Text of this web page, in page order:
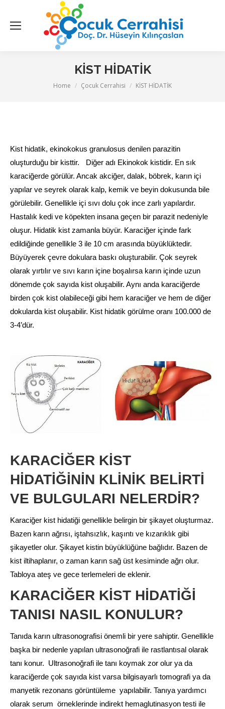
KİST HİDATİK
Home Çocuk Cerrahisi KİST HİDATİK
Kist hidatik, ekinokokus granulosus denilen parazitin
oluşturduğu bir kisttir. Diğer adı Ekinokok kistidir. En sık
karaciğerde görülür. Ancak akciğer, dalak, böbrek, karın içi
yapılar ve seyrek olarak kalp, kemik ve beyin dokusunda bile
görülebilir. Genellikle içi sıvı dolu çok ince zarlı yapılardır.
Hastalık kedi ve köpekten insana geçen bir parazit nedeniyle
oluşur. Hidatik kist zamanla büyür. Karaciğer içinde fark
edildiğinde genellikle 3 ile 10 cm arasında büyüklüktedir.
Büyüyerek çevre dokulara baskı oluşturabilir. Çok seyrek
olarak yırtılır ve sıvı karın içine boşalırsa karın içinde uzun
dönemde çok sayıda kist oluşabilir. Aynı anda karaciğerde
birden çok kist olabileceği gibi hem karaciğer ve hem de diğer
dokularda kist oluşabilir. Kist hidatik görülme oranı 100.000 de
3-4’dür.
KARACİĞER KİST
HİDATİĞİNİN KLİNİK BELİRTİ
VE BULGULARI NELERDİR?
Karaciğer kist hidatiği genellikle belirgin bir şikayet oluşturmaz.
Bazen karın ağrısı, iştahsızlık, kaşıntı ve kızarıklık gibi
şikayetler olur. Şikayet kistin büyüklüğüne bağlıdır. Bazen de
kist iltihaplanır, o zaman karın sağ üst kesiminde ağrı olur.
Tabloya ateş ve gece terlemeleri de eklenir.
KARACİĞER KİST HİDATİĞİ
TANISI NASIL KONULUR?
Tanıda karın ultrasonografisi önemli bir yere sahiptir. Genellikle
başka bir nedenle yapılan ultrasonoğrafi ile rastlantısal olarak
tanı konur. Ultrasonoğrafi ile tanı koymak zor olur ya da
karaciğerde çok sayıda kist varsa bilgisayarlı tomografi ya da
manyetik rezonans görüntüleme yapılabilir. Tanıya yardımcı
olarak serum örneklerinde indirekt hemaglutinasyon testi ile